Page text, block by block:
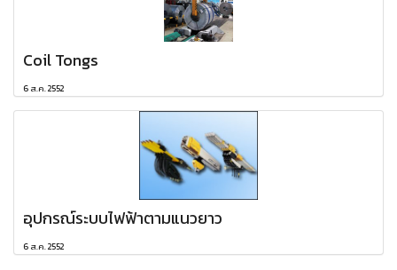
Coil Tongs
6 ส.ค. 2552
อุปกรณ์ระบบไฟฟ้าตามแนวยาว
6 ส.ค. 2552